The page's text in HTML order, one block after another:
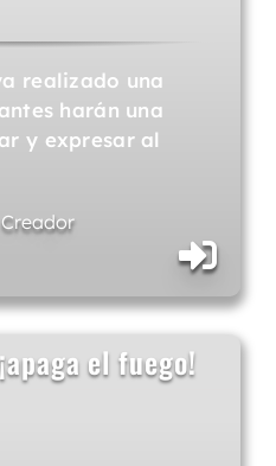
realizado una
harán una
y expresar al
el fuego!